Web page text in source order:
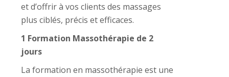
et d’offrir à vos clients des massages
plus ciblés, précis et efficaces.
1 Formation Massothérapie de 2
jours
La formation en massothérapie est une